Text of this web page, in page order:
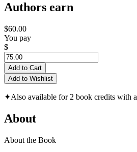
Authors earn
$60.00
You pay
$
Add to Cart
Add to Wishlist
✦Also available for 2 book credits with a
About
About the Book